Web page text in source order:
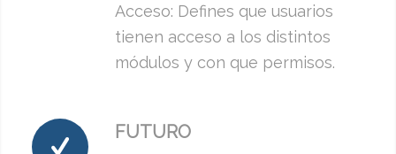
Acceso: Defines que usuarios
tienen acceso a los distintos
módulos y con que permisos.
FUTURO